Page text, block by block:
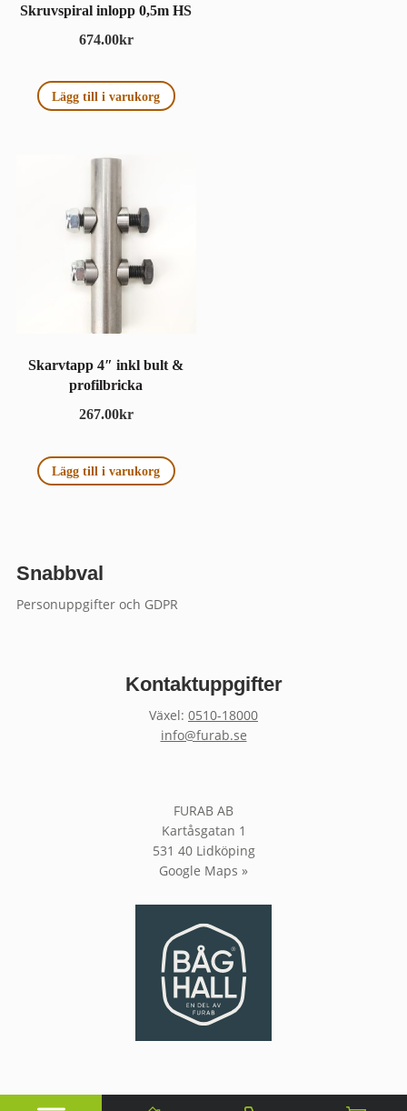
Skruvspiral inlopp 0,5m HS
674.00kr
Lägg till i varukorg
Skarvtapp 4″ inkl bult &
profilbricka
267.00kr
Lägg till i varukorg
Snabbval
Personuppgifter och GDPR
Kontaktuppgifter
Växel: 0510-18000
info@furab.se
FURAB AB
Kartåsgatan 1
531 40 Lidköping
Google Maps »